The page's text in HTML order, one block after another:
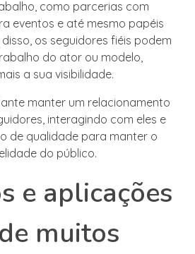
como parcerias com
eventos e até mesmo papéis
os seguidores fiéis podem
do ator ou modelo,
a sua visibilidade.
manter um relacionamento
interagindo com eles e
de qualidade para manter o
do público.
e aplicações
muitos